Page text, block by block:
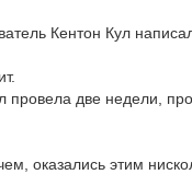
Кентон Кул
провела две недели,
оказались этим